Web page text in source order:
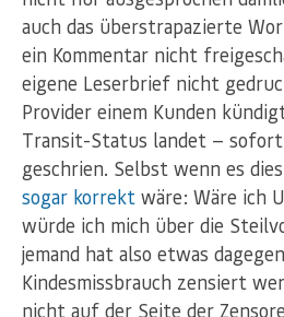
auch das überstrapazierte
ein Kommentar nicht
eigene Leserbrief nicht
Provider einem Kunden
Transit-Status landet — sofort
geschrien. Selbst wenn es
sogar korrekt wäre: Wäre ich
würde ich mich über die
jemand hat also etwas
Kindesmissbrauch zensiert
nicht auf der Seite der